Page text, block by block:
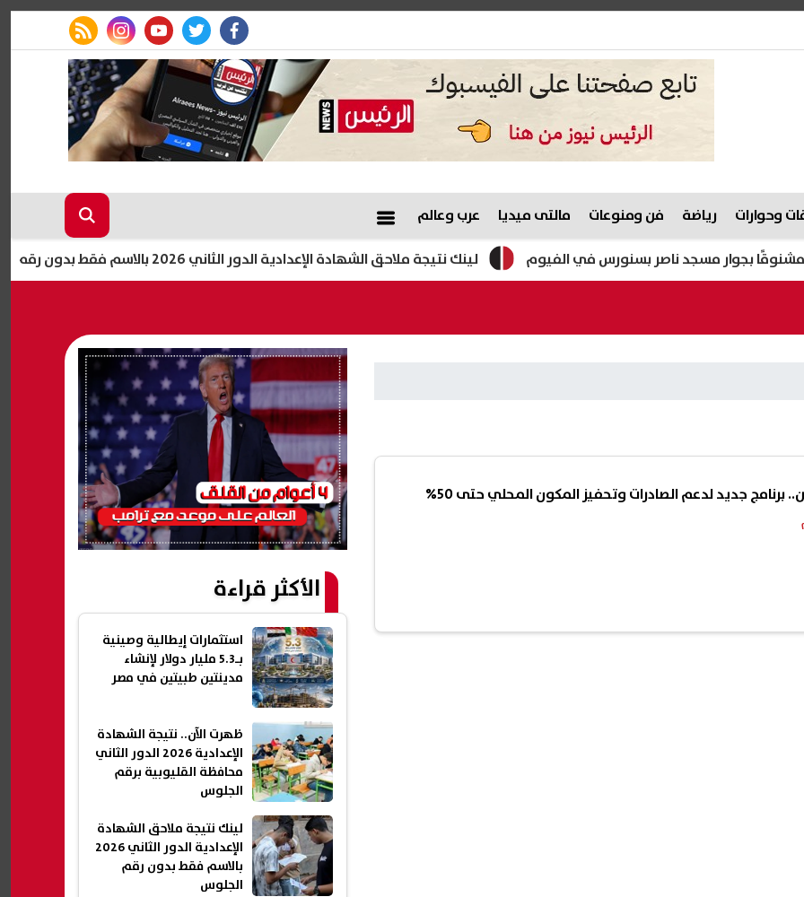
facebook
twitter
youtube
instagram
rss feed
وحوارات رياضة فن ومنوعات مالتى ميديا عرب وعالم
لينك نتيجة ملاحق الشهادة الإعدادية الدور الثاني 2026 بالاسم فقط بدون رقم الجلوس بجوار مسجد ناصر بسنورس في الفيوم
الأكثر قراءة
استثمارات إيطالية وصينية
بـ5.3 مليار دولار لإنشاء
مدينتين طبيتين في مصر
ظهرت الآن.. نتيجة الشهادة
الإعدادية 2026 الدور الثاني
محافظة القليوبية برقم
الجلوس
لينك نتيجة ملاحق الشهادة
الإعدادية الدور الثاني 2026
بالاسم فقط بدون رقم
الجلوس